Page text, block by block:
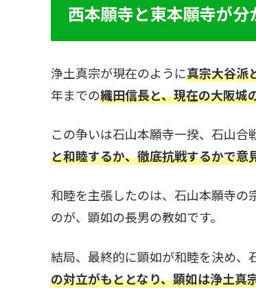
西本願寺と東本願寺が
浄土真宗が現在のように真宗大谷派
年までの織田信長と、現在の大阪城
この争いは石山本願寺一揆、石山合
と和睦するか、徹底抗戦するかで意
和睦を主張したのは、石山本願寺
のが、顕如の長男の教如です。
結局、最終的に顕如が和睦を決め、
の対立がもととなり、顕如は浄土真